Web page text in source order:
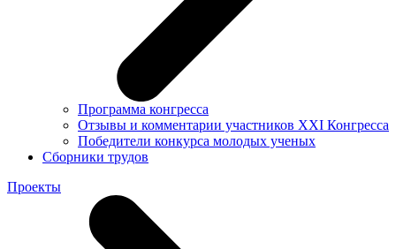
Программа конгресса
Отзывы и комментарии участников XXI Конгресса
Победители конкурса молодых ученых
Сборники трудов
Проекты